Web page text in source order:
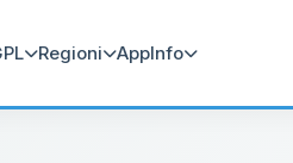
Regioni AppInfo